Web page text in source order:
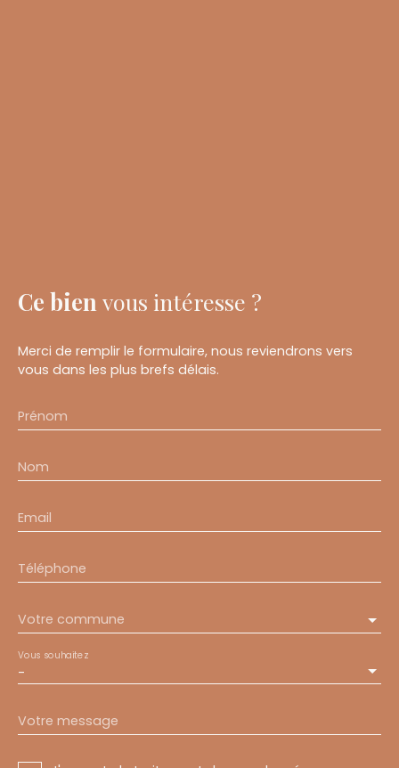
Ce bien vous intéresse ?
Merci de remplir le formulaire, nous reviendrons vers
vous dans les plus brefs délais.
Prénom
Nom
Email
Téléphone
Votre commune
-
Vous souhaitez
Votre message